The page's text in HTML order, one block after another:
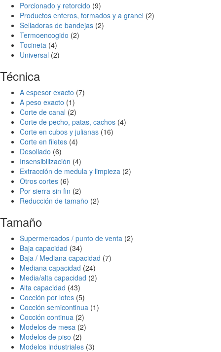
Porcionado y retorcido (9)
Productos enteros, formados y a granel (2)
Selladoras de bandejas (2)
Termoencogido (2)
Tocineta (4)
Universal (2)
Técnica
A espesor exacto (7)
A peso exacto (1)
Corte de canal (2)
Corte de pecho, patas, cachos (4)
Corte en cubos y julianas (16)
Corte en filetes (4)
Desollado (6)
Insensibilización (4)
Extracción de medula y limpieza (2)
Otros cortes (6)
Por sierra sin fin (2)
Reducción de tamaño (2)
Tamaño
Supermercados / punto de venta (2)
Baja capacidad (34)
Baja / Mediana capacidad (7)
Mediana capacidad (24)
Media/alta capacidad (2)
Alta capacidad (43)
Cocción por lotes (5)
Cocción semicontinua (1)
Cocción continua (2)
Modelos de mesa (2)
Modelos de piso (2)
Modelos industriales (3)